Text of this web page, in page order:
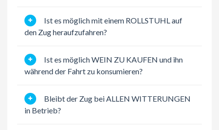
Ist es möglich mit einem ROLLSTUHL auf
den Zug heraufzufahren?
Ist es möglich WEIN ZU KAUFEN und ihn
während der Fahrt zu konsumieren?
Bleibt der Zug bei ALLEN WITTERUNGEN
in Betrieb?